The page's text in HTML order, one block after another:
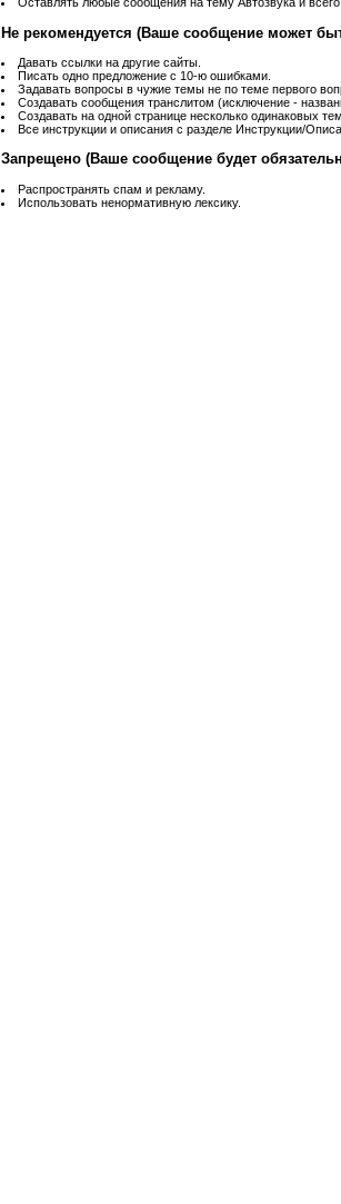
Не рекомендуется (Ваше сообщение может
Давать ссылки на другие сайты.
Писать одно предложение с 10-ю ошибками.
Задавать вопросы в чужие темы не по теме первого
Создавать сообщения транслитом (исключение -
Создавать на одной странице несколько одинаковых тем.
Все инструкции и описания с разделе Инструкции/
Запрещено (Ваше сообщение будет
Распространять спам и рекламу.
Использовать ненормативную лексику.